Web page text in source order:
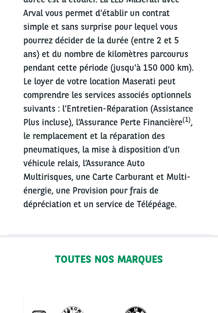
Arval vous permet d'établir un contrat
simple et sans surprise pour lequel vous
pourrez décider de la durée (entre 2 et 5
ans) et du nombre de kilomètres parcourus
pendant cette période (jusqu'à 150 000 km).
Le loyer de votre location Maserati peut
comprendre les services associés optionnels
suivants : l’Entretien-Réparation (Assistance
Plus incluse), l’Assurance Perte Financière(1),
le remplacement et la réparation des
pneumatiques, la mise à disposition d’un
véhicule relais, l’Assurance Auto
Multirisques, une Carte Carburant et Multi-
énergie, une Provision pour frais de
dépréciation et un service de Télépéage.
TOUTES NOS MARQUES